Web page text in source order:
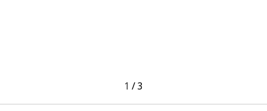
1 / 3